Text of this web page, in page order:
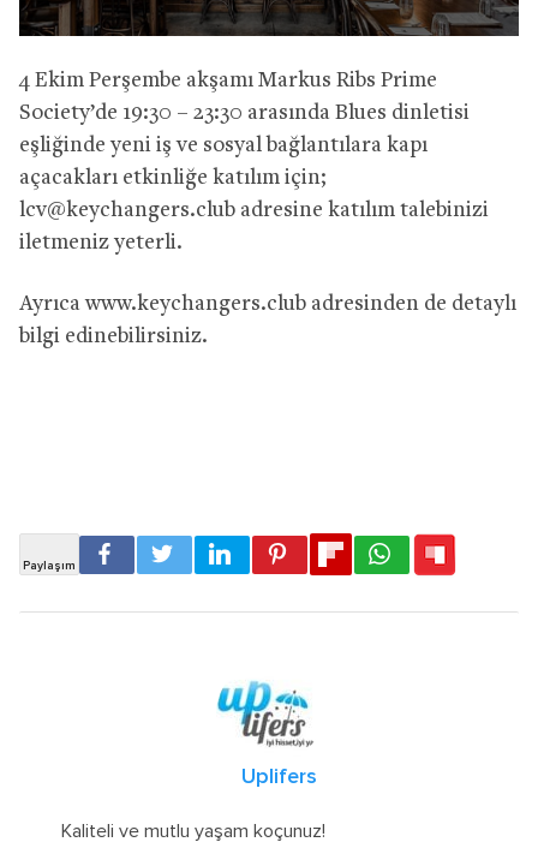
4 Ekim Perşembe akşamı Markus Ribs Prime
Society’de 19:30 – 23:30 arasında Blues dinletisi
eşliğinde yeni iş ve sosyal bağlantılara kapı
açacakları etkinliğe katılım için;
lcv@keychangers.club adresine katılım talebinizi
iletmeniz yeterli.
Ayrıca www.keychangers.club adresinden de detaylı
bilgi edinebilirsiniz.
Uplifers
Kaliteli ve mutlu yaşam koçunuz!